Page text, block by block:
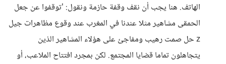
الهاتف. هنا يجب أن نقف وقفة حازمة ونقول: 'توقفوا عن جعل
الحمقى مشاهير مثلا عندنا في المغرب عند وقوع مظاهرات جيل
z حل صمت رهيب ومفاجئ على هؤلاء المشاهير الذين
يتجاهلون تماما قضايا المجتمع. لكن بمجرد افتتاح الملاعب، أو